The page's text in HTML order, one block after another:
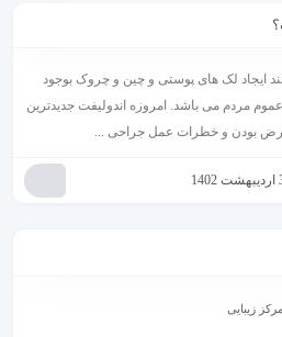
ایجاد لک های پوستی و چین و چروک بوجود
مردم می باشد. امروزه اندولیفت جدیدترین
بودن و خطرات عمل جراحی ...
زیبایی